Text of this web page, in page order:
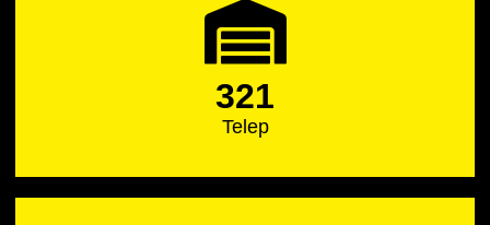
321
Telep